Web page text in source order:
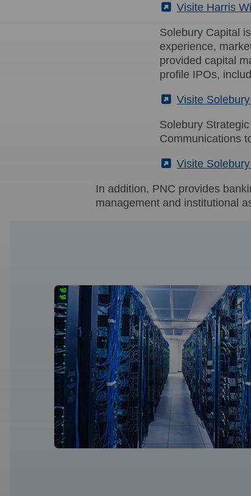
(External)
Visite Harris
Solebury Capital
experience,
provided capital
profile IPOs,
(External)
Visite
Solebury
Communications
(External)
Visite
In addition, PNC provides
management and institutional